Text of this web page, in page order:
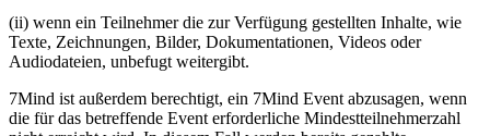
(ii) wenn ein Teilnehmer die zur Verfügung gestellten Inhalte, wie
Texte, Zeichnungen, Bilder, Dokumentationen, Videos oder
Audiodateien, unbefugt weitergibt.
7Mind ist außerdem berechtigt, ein 7Mind Event abzusagen, wenn
die für das betreffende Event erforderliche Mindestteilnehmerzahl